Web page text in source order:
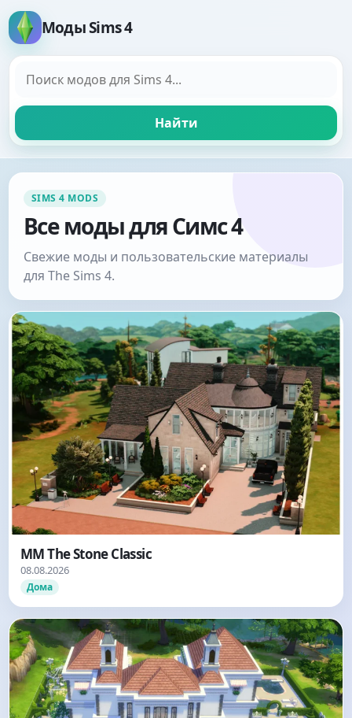
Моды Sims 4
Найти
SIMS 4 MODS
Все моды для Симс 4
Свежие моды и пользовательские материалы
для The Sims 4.
MM The Stone Classic
08.08.2026
Дома